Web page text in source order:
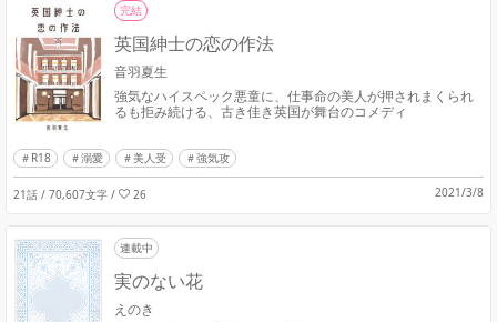
完結
英国紳士の恋の作法
音羽夏生
強気なハイスペック悪童に、仕事命の美人が押されまくられ
るも拒み続ける、古き佳き英国が舞台のコメディ
R18 溺愛 美人受 強気攻
21話 / 70,607文字 / 26 2021/3/8
連載中
実のない花
えのき